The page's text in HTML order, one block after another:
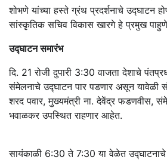
शोभणे यांच्या हस्ते ग्रंथ प्रदर्शनाचे उद्घाटन
सांस्कृतिक सचिव विकास खारगे हे प्रमुख
उद्घाटन समारंभ
दि. 21 रोजी दुपारी 3:30 वाजता देशाचे
संमेलनाचे उद्घाटन पार पडणार असून यावेळी
शरद पवार, मुख्यमंत्री ना. देवेंद्र फडणवीस,
भवाळकर उपस्थित राहणार आहेत.
सायंकाळी 6:30 ते 7:30 या वेळेत